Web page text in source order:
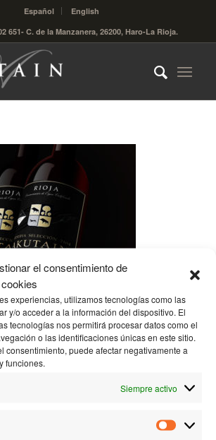
el consentimiento de
experiencias, utilizamos tecnologías como las
y/o acceder a la información del dispositivo. El
tecnologías nos permitirá procesar datos como el
o las identificaciones únicas en este sitio.
consentimiento, puede afectar negativamente a
funciones.
Siempre activo
Español
English
651- C. de la Manzanera, 26200, Haro-La Rioja.